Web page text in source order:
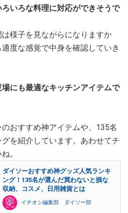
いろな料理に対応ができそうで
様子を見ながらになりますか
度な感覚で中身を確認していき
にも最適なキッチンアイテムで
おすすめ神アイテムや、135名
を紹介しています。あわせてチ
。
ダイソーおすすめ神グッズ人気ランキ
ング！135名が選んだ買わないと損な
収納、コスメ、日用雑貨とは
イチオシ編集部 ダイソー部